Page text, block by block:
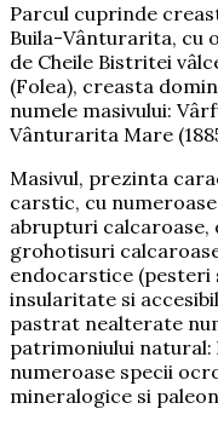
Parcul cuprinde
Buila-Vânturarita, cu
de Cheile Bistritei
(Folea), creasta
numele masivului:
Vânturarita Mare
Masivul, prezinta
carstic, cu
abrupturi calcaroase,
grohotisuri
endocarstice (pesteri
insularitate si
pastrat nealterate
patrimoniului natural:
numeroase specii
mineralogice si